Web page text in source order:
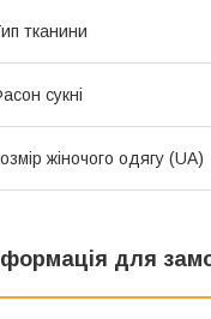
тканини
сукні
жіночого одягу (UA)
для